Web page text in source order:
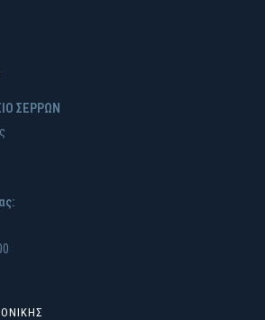
ΣΕΡΡΩΝ